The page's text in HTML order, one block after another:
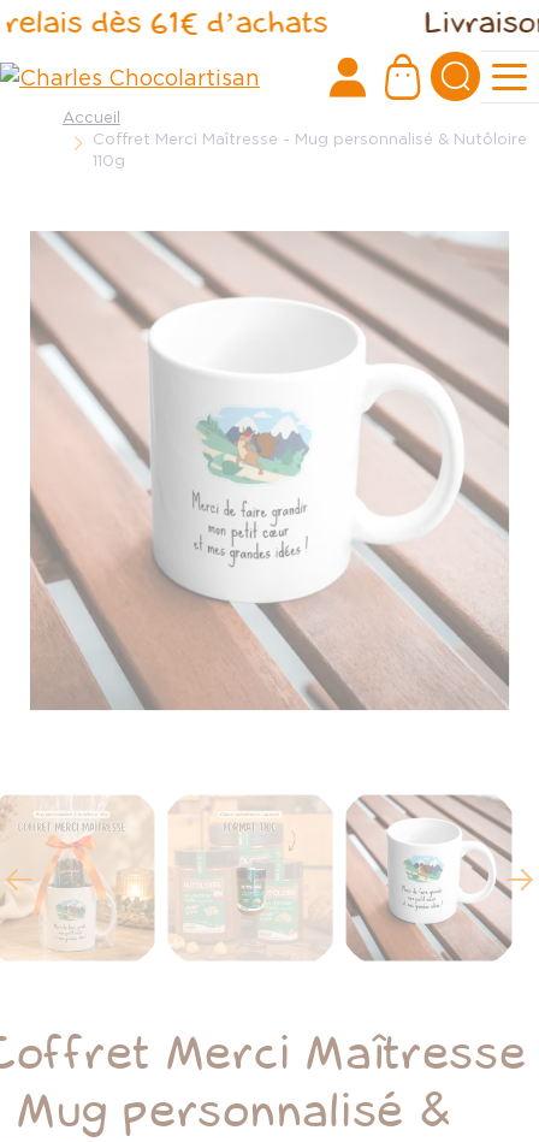
dès 61€ d’achats Livraison
Accueil
Coffret Merci Maîtresse - Mug personnalisé & Nutôloire
110g
Merci Maîtresse
Mug personnalisé &
Panneau de gestion des cookies